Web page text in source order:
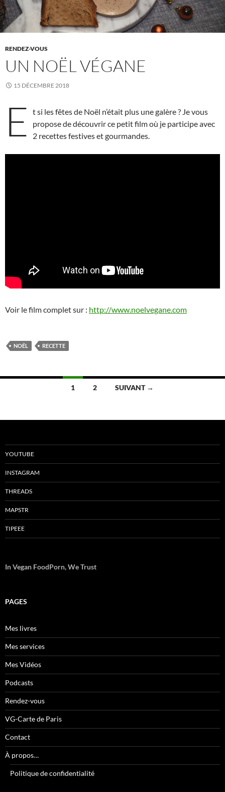
RENDEZ-VOUS
UN NOËL VÉGANE
15 DÉCEMBRE 2018
E
t si les fêtes de Noël n’était plus une galère ? Je vous
propose de découvrir ce petit film où je participe avec
2 recettes festives et gourmandes.
Voir le film complet sur : http://www.noelvegane.com
NOËL RECETTE
articles
1 2 SUIVANT →
YOUTUBE
INSTAGRAM
THREADS
MAPSTR
TIPEEE
In Vegan FoodPorn, We Trust
PAGES
Mes livres
Mes services
Mes Vidéos
Podcasts
Rendez-vous
VG-Carte de Paris
Contact
À propos…
Politique de confidentialité